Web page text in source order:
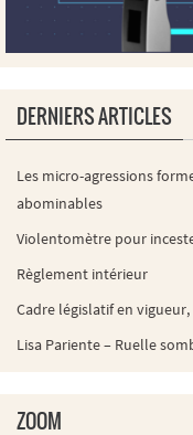
DERNIERS ARTICLES
Les micro-agressions
abominables
Violentomètre pour
Règlement intérieur
Cadre législatif en
Lisa Pariente – Ruelle
ZOOM